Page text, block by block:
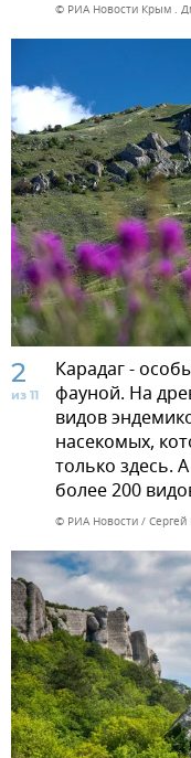
© РИА Новости Крым .
2
из 11
Карадаг -
фауной. На
видов
насекомых,
только здесь.
более 200
© РИА Новости / Сергей